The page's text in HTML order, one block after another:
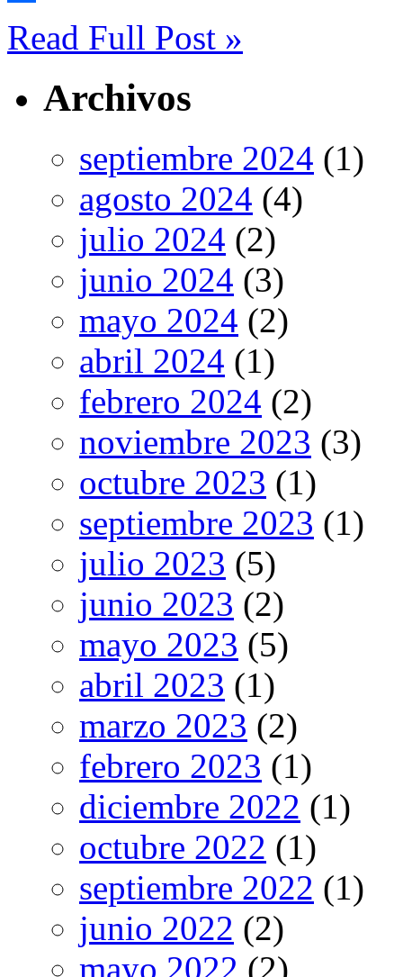
Read Full Post »
Archivos
septiembre 2024 (1)
agosto 2024 (4)
julio 2024 (2)
junio 2024 (3)
mayo 2024 (2)
abril 2024 (1)
febrero 2024 (2)
noviembre 2023 (3)
octubre 2023 (1)
septiembre 2023 (1)
julio 2023 (5)
junio 2023 (2)
mayo 2023 (5)
abril 2023 (1)
marzo 2023 (2)
febrero 2023 (1)
diciembre 2022 (1)
octubre 2022 (1)
septiembre 2022 (1)
junio 2022 (2)
mayo 2022 (2)